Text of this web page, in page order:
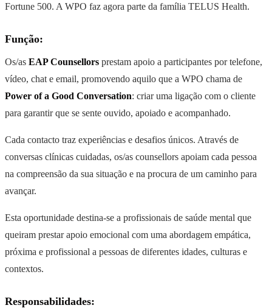
Fortune 500. A WPO faz agora parte da família TELUS Health.
Função:
Os/as EAP Counsellors prestam apoio a participantes por telefone,
vídeo, chat e email, promovendo aquilo que a WPO chama de
Power of a Good Conversation: criar uma ligação com o cliente
para garantir que se sente ouvido, apoiado e acompanhado.
Cada contacto traz experiências e desafios únicos. Através de
conversas clínicas cuidadas, os/as counsellors apoiam cada pessoa
na compreensão da sua situação e na procura de um caminho para
avançar.
Esta oportunidade destina-se a profissionais de saúde mental que
queiram prestar apoio emocional com uma abordagem empática,
próxima e profissional a pessoas de diferentes idades, culturas e
contextos.
Responsabilidades: